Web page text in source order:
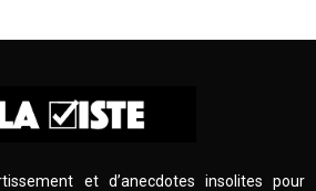
et d’anecdotes insolites pour